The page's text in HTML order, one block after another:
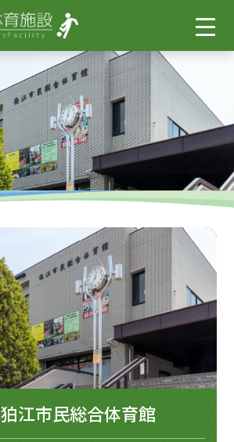
狛江市民総合体育館